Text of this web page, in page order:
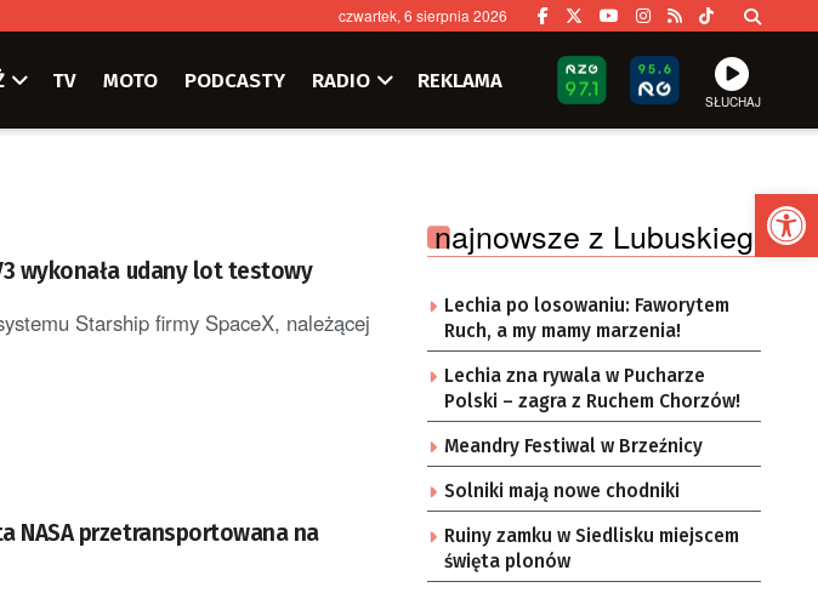
czwartek, 6 sierpnia 2026
TV MOTO PODCASTY RADIO REKLAMA
SŁUCHAJ
wykonała udany lot testowy
Starship firmy SpaceX, należącej
NASA przetransportowana na
najnowsze z Lubuskiego
Lechia po losowaniu: Faworytem
Ruch, a my mamy marzenia!
Lechia zna rywala w Pucharze
Polski – zagra z Ruchem Chorzów!
Meandry Festiwal w Brzeźnicy
Solniki mają nowe chodniki
Ruiny zamku w Siedlisku miejscem
święta plonów